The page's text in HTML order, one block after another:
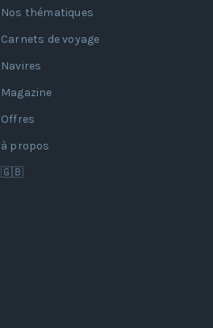
Nos thématiques
Carnets de voyage
Navires
Magazine
Offres
à propos
🇬🇧